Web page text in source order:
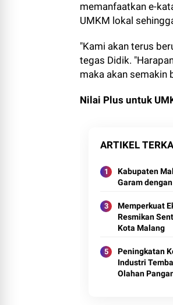
memanfaatkan e-
UMKM lokal
"Kami akan terus
tegas Didik.
maka akan semakin
Nilai Plus untuk
ARTIKEL
Kabupaten
Garam
Memperkuat
Resmikan
Kota Malang
Peningkatan
Industri
Olahan